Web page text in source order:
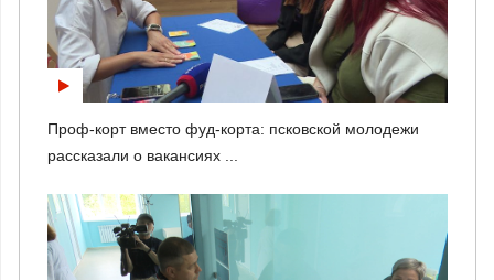
Проф-корт вместо фуд-корта: псковской молодежи
рассказали о вакансиях ...